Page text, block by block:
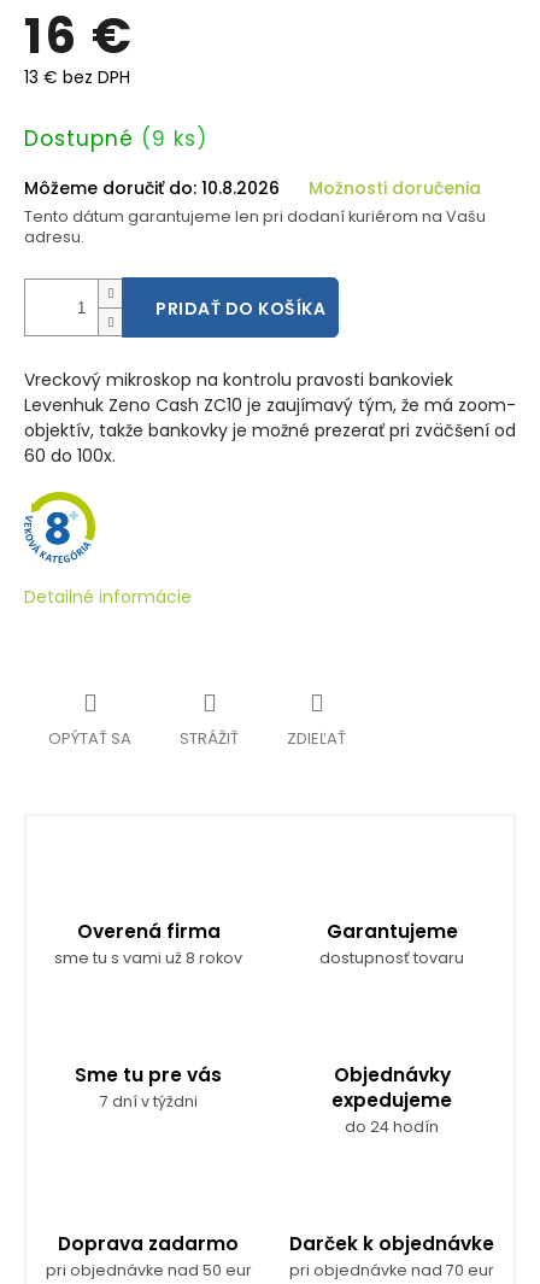
16 €
13 € bez DPH
Jednotková
Dostupné (9 ks)
Môžeme doručiť do: 10.8.2026 Možnosti doručenia
Tento dátum garantujeme len pri dodaní kuriérom na Vašu
adresu.
PRIDAŤ DO KOŠÍKA
Vreckový mikroskop na kontrolu pravosti bankoviek
Levenhuk Zeno Cash ZC10 je zaujímavý tým, že má zoom-
objektív, takže bankovky je možné prezerať pri zväčšení od
60 do 100x.
Detailné informácie
OPÝTAŤ SA STRÁŽIŤ ZDIEĽAŤ
Overená firma
sme tu s vami už 8 rokov
Garantujeme
dostupnosť tovaru
Sme tu pre vás
7 dní v týždni
Objednávky
expedujeme
do 24 hodín
Doprava zadarmo
pri objednávke nad 50 eur
Darček k objednávke
pri objednávke nad 70 eur